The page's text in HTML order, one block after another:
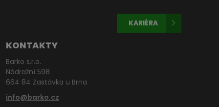
KARIÉRA
KONTAKTY
Barko s.r.o.
Nádražní 598
664 84 Zastávka u Brna
info@barko.cz